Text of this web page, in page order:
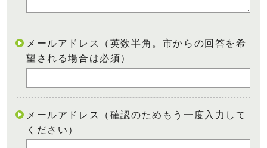
メールアドレス（英数半角。市からの回答を希
望される場合は必須）
メールアドレス（確認のためもう一度入力して
ください）